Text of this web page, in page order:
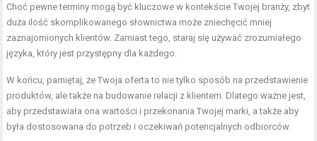
Choć pewne terminy mogą być kluczowe w kontekście Twojej branży, zbyt
duża ilość skomplikowanego słownictwa może zniechęcić mniej
zaznajomionych klientów. Zamiast tego, staraj się używać zrozumiałego
języka, który jest przystępny dla każdego.
W końcu, pamiętaj, że Twoja oferta to nie tylko sposób na przedstawienie
produktów, ale także na budowanie relacji z klientem. Dlatego ważne jest,
aby przedstawiała ona wartości i przekonania Twojej marki, a także aby
była dostosowana do potrzeb i oczekiwań potencjalnych odbiorców.